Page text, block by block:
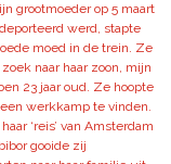
grootmoeder op 5 maart
werd, stapte
moed in de trein. Ze
naar haar zoon, mijn
23 jaar oud. Ze hoopte
werkkamp te vinden.
‘reis’ van Amsterdam
gooide zij